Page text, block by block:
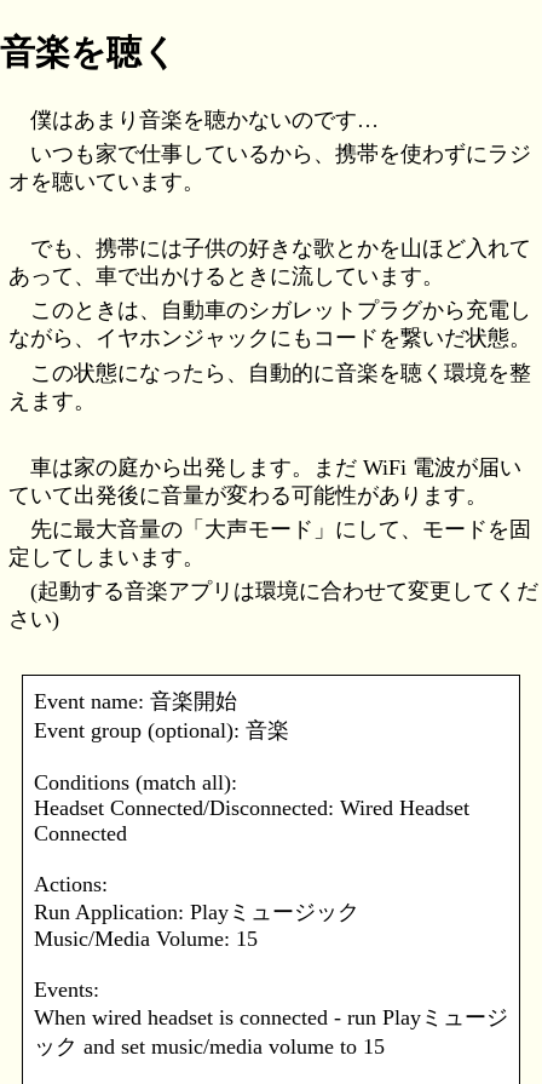
音楽を聴く
僕はあまり音楽を聴かないのです…
いつも家で仕事しているから、携帯を使わずにラジ
オを聴いています。
でも、携帯には子供の好きな歌とかを山ほど入れて
あって、車で出かけるときに流しています。
このときは、自動車のシガレットプラグから充電し
ながら、イヤホンジャックにもコードを繋いだ状態。
この状態になったら、自動的に音楽を聴く環境を整
えます。
車は家の庭から出発します。まだ WiFi 電波が届い
ていて出発後に音量が変わる可能性があります。
先に最大音量の「大声モード」にして、モードを固
定してしまいます。
(起動する音楽アプリは環境に合わせて変更してくだ
さい)
Event name: 音楽開始
Event group (optional): 音楽
Conditions (match all):
Headset Connected/Disconnected: Wired Headset
Connected
Actions:
Run Application: Playミュージック
Music/Media Volume: 15
Events:
When wired headset is connected - run Playミュージ
ック and set music/media volume to 15